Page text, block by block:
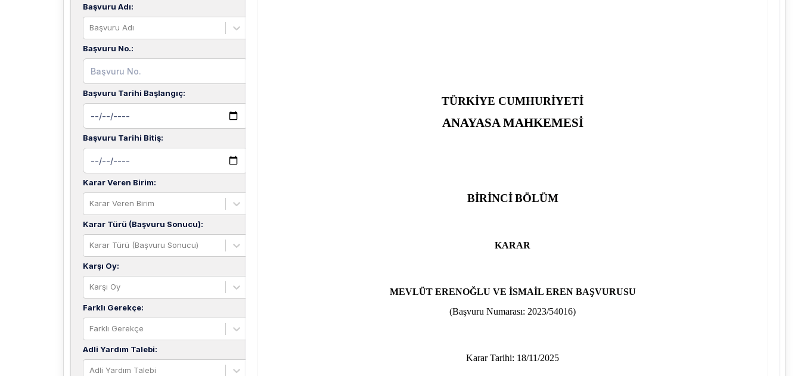
Başvuru Adı:
Başvuru Adı
Başvuru No.:
Başvuru Tarihi Başlangıç:
Başvuru Tarihi Bitiş:
Karar Veren Birim:
Karar Veren Birim
Karar Türü (Başvuru Sonucu):
Karar Türü (Başvuru Sonucu)
Karşı Oy:
Karşı Oy
Farklı Gerekçe:
Farklı Gerekçe
Adli Yardım Talebi:
Adli Yardım Talebi